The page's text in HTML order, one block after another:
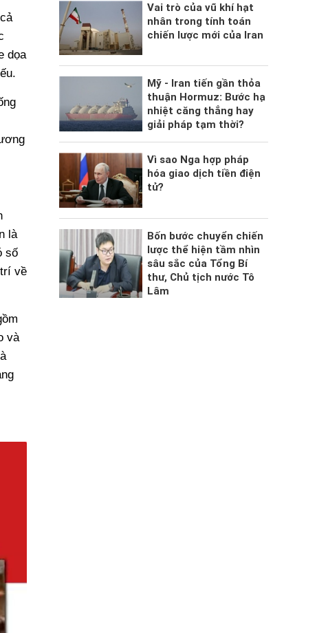
dọa
là
số
về
và
Vai trò của vũ khí hạt
nhân trong tính toán
chiến lược mới của Iran
Mỹ - Iran tiến gần thỏa
thuận Hormuz: Bước hạ
nhiệt căng thẳng hay
giải pháp tạm thời?
Vì sao Nga hợp pháp
hóa giao dịch tiền điện
tử?
Bốn bước chuyển chiến
lược thể hiện tầm nhìn
sâu sắc của Tổng Bí
thư, Chủ tịch nước Tô
Lâm